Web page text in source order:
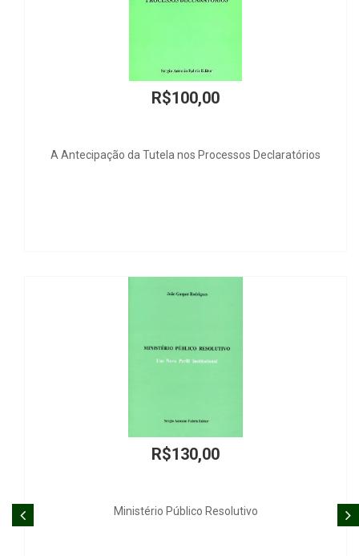
da Tutela nos Processos Declaratórios
Ministério Público Resolutivo
Relação
Influencias